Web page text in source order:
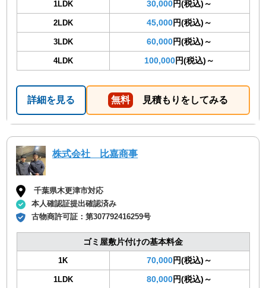
1LDK 30,000円(税込)～
2LDK 45,000円(税込)～
3LDK 60,000円(税込)～
4LDK 100,000円(税込)～
詳細を見る 無料 見積もりをしてみる
株式会社 比嘉商事
千葉県木更津市対応
本人確認証提出確認済み
古物商許可証：第307792416259号
ゴミ屋敷片付けの基本料金
1K 70,000円(税込)～
1LDK 80,000円(税込)～